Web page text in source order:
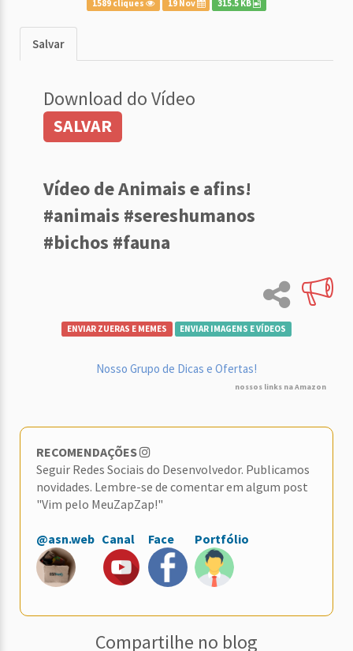
1589 cliques 19 Nov 315.5 KB
Salvar
Download do Vídeo
SALVAR
Vídeo de Animais e afins!
#animais #sereshumanos
#bichos #fauna
ENVIAR ZUERAS E MEMES ENVIAR IMAGENS E VÍDEOS
Nosso Grupo de Dicas e Ofertas!
nossos links na Amazon
RECOMENDAÇÕES
Seguir Redes Sociais do Desenvolvedor. Publicamos
novidades. Lembre-se de comentar em algum post
"Vim pelo MeuZapZap!"
@asn.web Canal Face Portfólio
Compartilhe no blog